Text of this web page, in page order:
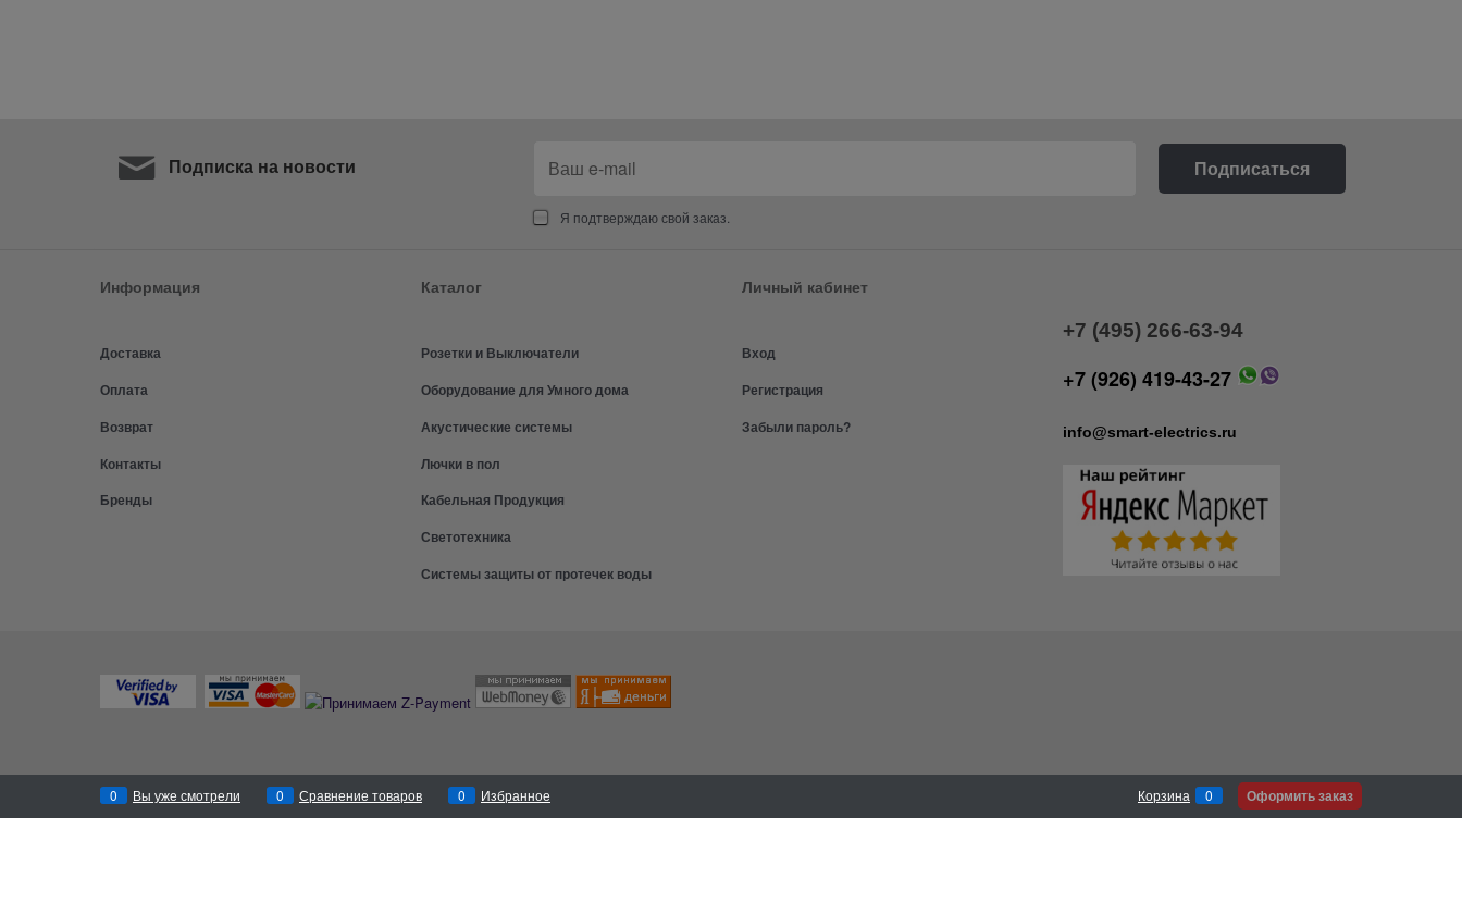
Подписка на новости
Я подтверждаю свой заказ.
Информация
Доставка
Оплата
Возврат
Контакты
Бренды
Каталог
Розетки и Выключатели
Оборудование для Умного дома
Акустические системы
Лючки в пол
Кабельная Продукция
Светотехника
Системы защиты от протечек воды
Личный кабинет
Вход
Регистрация
Забыли пароль?
+7 (495) 266-63-94
+7 (926) 419-43-27
info@smart-electrics.ru
0 Вы уже смотрели 0 Сравнение товаров 0 Избранное Корзина 0 Оформить заказ